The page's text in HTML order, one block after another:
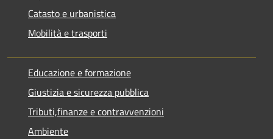
Catasto e urbanistica
Mobilità e trasporti
Educazione e formazione
Giustizia e sicurezza pubblica
Tributi,finanze e contravvenzioni
Ambiente